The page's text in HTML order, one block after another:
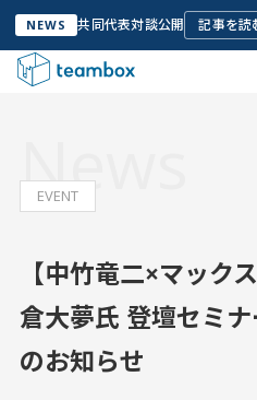
NEWS 共同代表対談公開 記事を
私たちについて
Company Info
サービス
Service
お客様の声
HOME お知らせ
News
EVENT
【中竹竜二×マック
倉大夢氏 登壇セミ
のお知らせ